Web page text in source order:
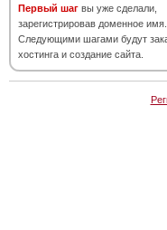
Первый шаг вы уже сделали,
зарегистрировав доменное имя.
Следующими шагами будут
хостинга и создание сайта.